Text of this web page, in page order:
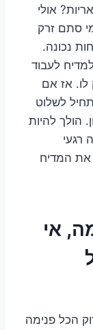
אולי
סתם זרק
נכונה.
לעבוד
לו. אז אם
לשלוט
הולך להיות
רגעי
את המדיח
אי
הכל פנימה